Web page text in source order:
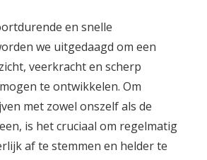
en snelle
we uitgedaagd om een
veerkracht en scherp
te ontwikkelen. Om
met zowel onszelf als de
is het cruciaal om regelmatig
af te stemmen en helder te